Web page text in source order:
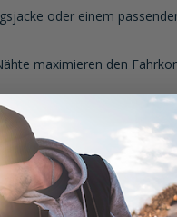
oder einem
maximieren den